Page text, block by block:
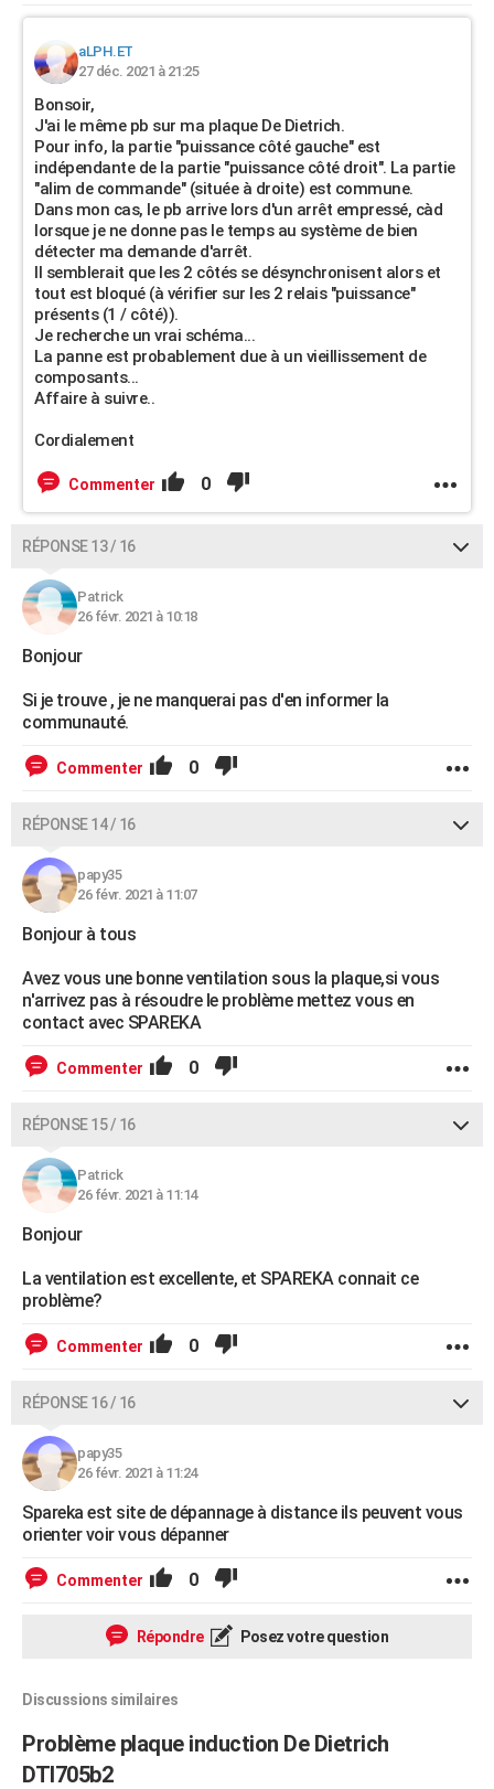
aLPH.ET
27 déc. 2021 à 21:25
Bonsoir,
J'ai le même pb sur ma plaque De Dietrich.
Pour info, la partie "puissance côté gauche" est
indépendante de la partie "puissance côté droit". La partie
"alim de commande" (située à droite) est commune.
Dans mon cas, le pb arrive lors d'un arrêt empressé, càd
lorsque je ne donne pas le temps au système de bien
détecter ma demande d'arrêt.
Il semblerait que les 2 côtés se désynchronisent alors et
tout est bloqué (à vérifier sur les 2 relais "puissance"
présents (1 / côté)).
Je recherche un vrai schéma...
La panne est probablement due à un vieillissement de
composants...
Affaire à suivre..
Cordialement
Commenter 0
RÉPONSE 13 / 16
Patrick
26 févr. 2021 à 10:18
Bonjour
Si je trouve , je ne manquerai pas d'en informer la
communauté.
Commenter 0
RÉPONSE 14 / 16
papy35
26 févr. 2021 à 11:07
Bonjour à tous
Avez vous une bonne ventilation sous la plaque,si vous
n'arrivez pas à résoudre le problème mettez vous en
contact avec SPAREKA
Commenter 0
RÉPONSE 15 / 16
Patrick
26 févr. 2021 à 11:14
Bonjour
La ventilation est excellente, et SPAREKA connait ce
problème?
Commenter 0
RÉPONSE 16 / 16
papy35
26 févr. 2021 à 11:24
Spareka est site de dépannage à distance ils peuvent vous
orienter voir vous dépanner
Commenter 0
Répondre Posez votre question
Discussions similaires
Problème plaque induction De Dietrich
DTI705b2